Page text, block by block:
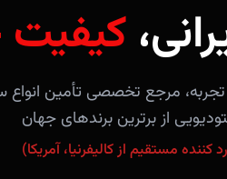
کیفیت
آندلس با بیش از ۳۰ سال تجربه، مرجع تخصصی
از برترین برندهای جهان
کننده مستقیم از کالیفرنیا، آمریکا)